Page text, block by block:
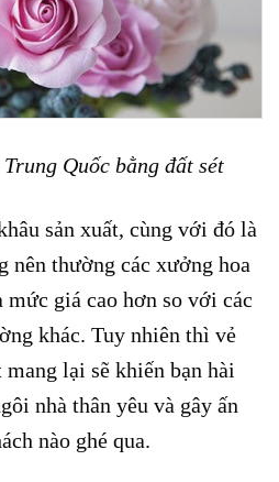
Quốc bằng đất sét
sản xuất, cùng với đó là
nên thường các xưởng hoa
mức giá cao hơn so với các
khác. Tuy nhiên thì vẻ
mang lại sẽ khiến bạn hài
nhà thân yêu và gây ấn
nào ghé qua.